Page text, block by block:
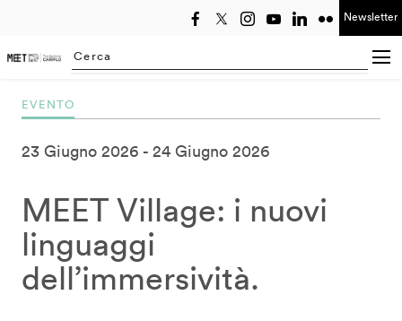
Newsletter
Searching...
EVENTO
23 Giugno 2026 24 Giugno 2026
MEET Village: i nuovi
linguaggi
dell’immersività.